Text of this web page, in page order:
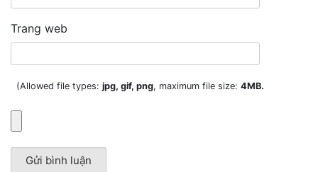
Trang web
(Allowed file types: jpg, gif, png, maximum file size: 4MB.